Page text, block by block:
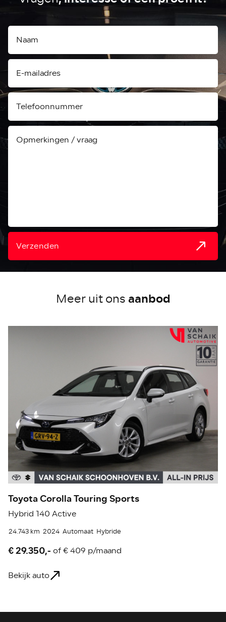
Verzenden
Meer uit ons aanbod
Toyota Corolla Touring Sports
Hybrid 140 Active
24.743 km 2024 Automaat Hybride
€ 29.350,- of€ 409 p/maand
Bekijk auto